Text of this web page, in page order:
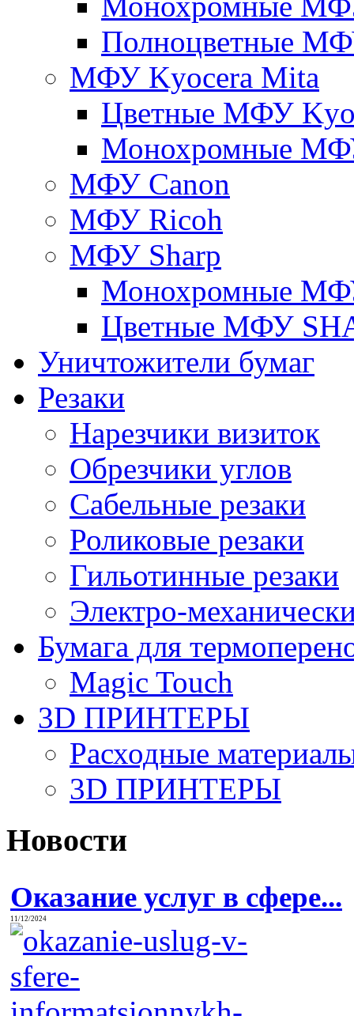
Полноцветные
МФУ Kyocera Mita
Цветные МФУ
Монохромные
МФУ Canon
МФУ Ricoh
МФУ Sharp
Монохромные
Цветные МФУ
Уничтожители бумаг
Резаки
Нарезчики визиток
Обрезчики углов
Сабельные резаки
Роликовые резаки
Гильотинные резаки
Электро-
Бумага для
Magic Touch
3D ПРИНТЕРЫ
Расходные
3D ПРИНТЕРЫ
Новости
Оказание услуг в сфере...
11/12/2024